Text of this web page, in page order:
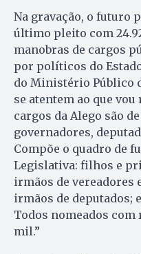
Na gravação, o futuro
último pleito com
manobras de cargos
por políticos do
do Ministério Público
se atentem ao que
cargos da Alego são
governadores,
Compõe o quadro de
Legislativa: filhos e
irmãos de vereadores
irmãos de deputados;
Todos nomeados com
mil.”